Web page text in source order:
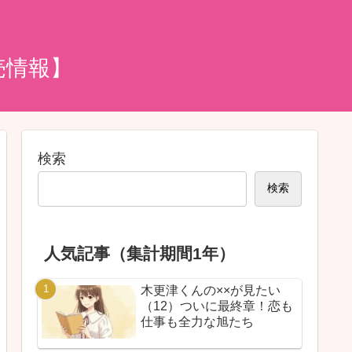
報】
検索
検索
人気記事（集計期間1年）
木更津くんの××が見たい
（12）ついに最終章！恋も
仕事も全力な旭たち